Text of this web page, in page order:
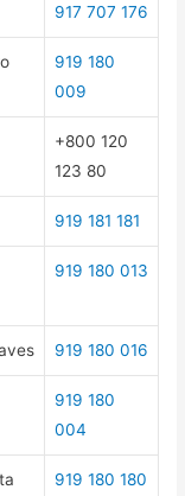
917 707 176
919 180
009
+800 120
123 80
919 181 181
919 180 013
919 180 016
919 180
004
919 180 180